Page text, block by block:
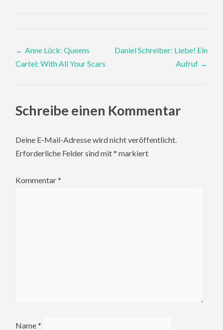
Post
← Anne Lück: Queens
Cartel: With All Your Scars
Daniel Schreiber: Liebe! Ein
Aufruf →
Schreibe einen Kommentar
Deine E-Mail-Adresse wird nicht veröffentlicht.
Erforderliche Felder sind mit* markiert
Kommentar*
Name*